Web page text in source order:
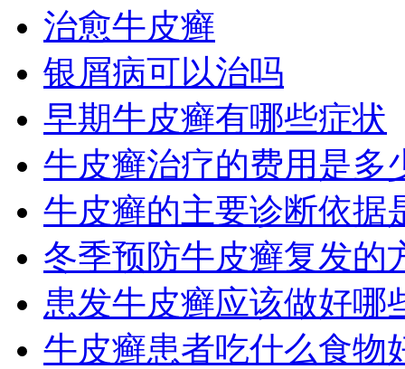
治愈牛皮癣
银屑病可以治吗
早期牛皮癣有哪些症状
牛皮癣治疗的费用是多
牛皮癣的主要诊断依据
冬季预防牛皮癣复发的
患发牛皮癣应该做好哪
牛皮癣患者吃什么食物